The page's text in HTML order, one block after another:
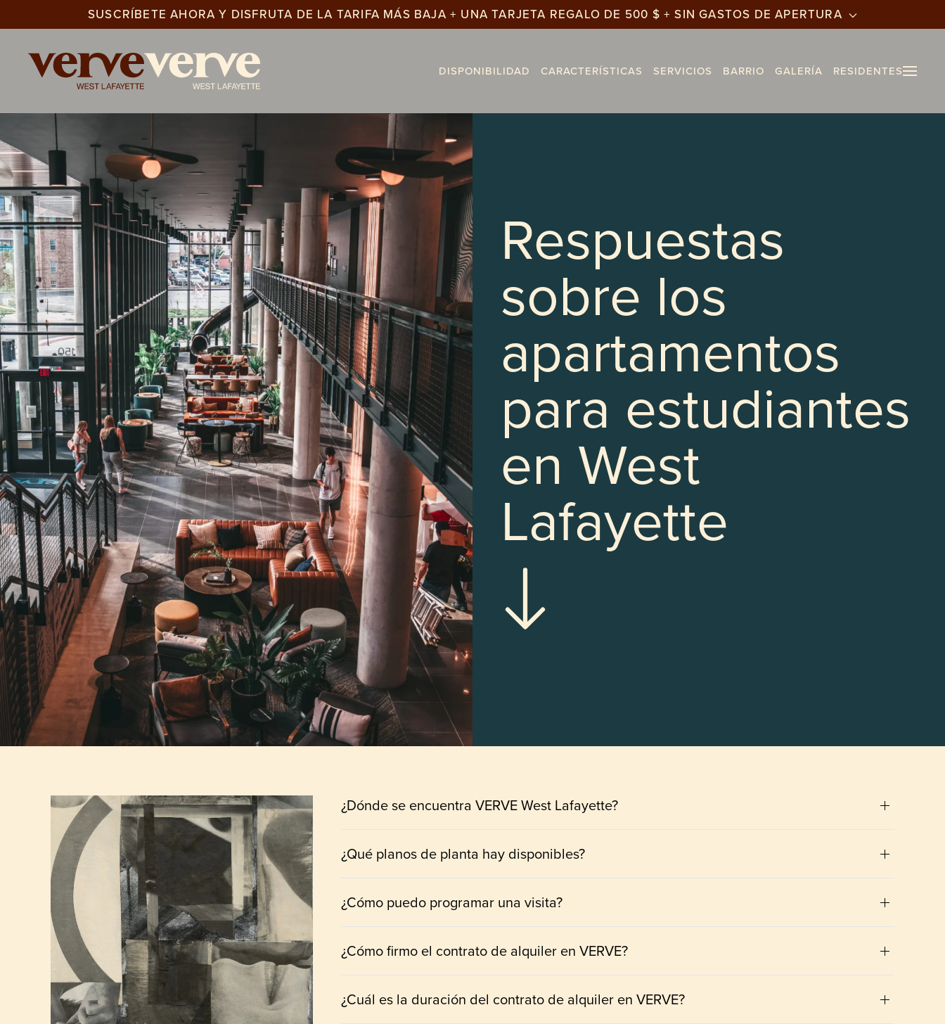
Ir
al
contenido
SUSCRÍBETE AHORA Y DISFRUTA DE LA TARIFA MÁS BAJA + UNA TARJETA REGALO DE 500 $ + SIN GASTOS DE APERTURA
DISPONIBILIDAD CARACTERÍSTICAS SERVICIOS BARRIO GALERÍA RESIDENTES
Respuestas
sobre los
apartamentos
para estudiantes
en West
Lafayette
¿Dónde se encuentra VERVE West Lafayette?
¿Qué planos de planta hay disponibles?
¿Cómo puedo programar una visita?
¿Cómo firmo el contrato de alquiler en VERVE?
¿Cuál es la duración del contrato de alquiler en VERVE?